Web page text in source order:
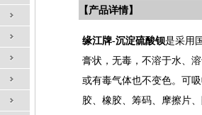
【产品详情】
缘江牌-沉淀硫酸钡是采用
膏状，无毒，不溶于水、
或有毒气体也不变色。可
胶、橡胶、筹码、摩擦片